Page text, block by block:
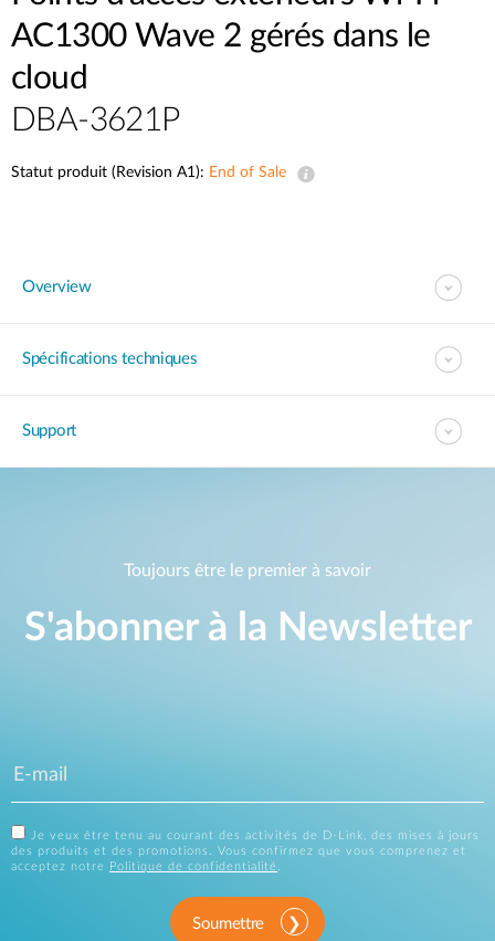
AC1300 Wave 2 gérés dans le
cloud
DBA-3621P
Statut produit (Revision A1): End of Sale
Overview
Spécifications techniques
Support
Toujours être le premier à savoir
S'abonner à la Newsletter
Je veux être tenu au courant des activités de D-Link, des mises à jours
des produits et des promotions. Vous confirmez que vous comprenez et
acceptez notre
Politique de confidentialité.
Soumettre